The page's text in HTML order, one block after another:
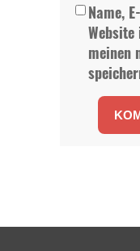
Name,
meinen